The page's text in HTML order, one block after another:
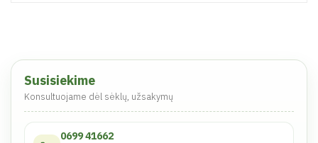
Susisiekime
Konsultuojame dėl sėklų, užsakymų
0699 41662